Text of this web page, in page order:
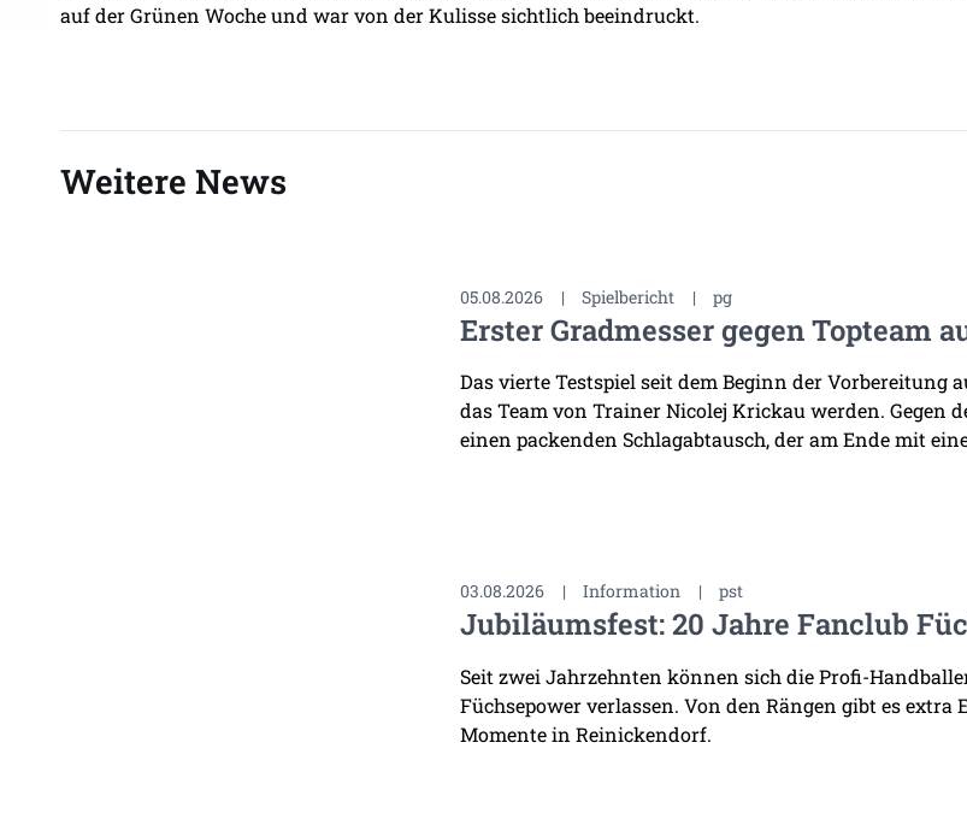
auf der Grünen Woche und war von der Kulisse sichtlich beeindruckt.
Weitere News
05.08.2026 | Spielbericht | pg
Erster Gradmesser gegen Topteam
Das vierte Testspiel seit dem Beginn der Vorbereitung
das Team von Trainer Nicolej Krickau werden. Gegen
einen packenden Schlagabtausch, der am Ende mit
03.08.2026 | Information | pst
Jubiläumsfest: 20 Jahre Fanclub
Seit zwei Jahrzehnten können sich die Profi-
Füchsepower verlassen. Von den Rängen gibt es
Momente in Reinickendorf.